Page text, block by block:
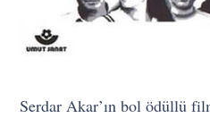
Serdar Akar’ın bol ödüllü